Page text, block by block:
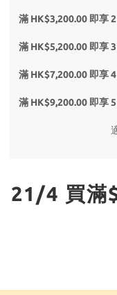
滿 HK$3,200.00 即享
滿 HK$5,200.00 即享
滿 HK$7,200.00 即享
滿 HK$9,200.00 即享
21/4 買滿